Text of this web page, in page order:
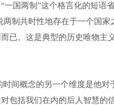
一国两制”这个格言化的短语
两制共时性地存在于一个国
已。这是典型的历史唯物主
时间概念的另一个维度是他
包括我们在内的后人智慧的